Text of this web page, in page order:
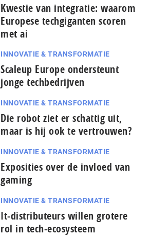
Kwestie van integratie: waarom
Europese techgiganten scoren
met ai
INNOVATIE & TRANSFORMATIE
Scaleup Europe ondersteunt
jonge techbedrijven
INNOVATIE & TRANSFORMATIE
Die robot ziet er schattig uit,
maar is hij ook te vertrouwen?
INNOVATIE & TRANSFORMATIE
Exposities over de invloed van
gaming
INNOVATIE & TRANSFORMATIE
It-dis­tri­bu­teurs willen grotere
rol in tech-ecosysteem